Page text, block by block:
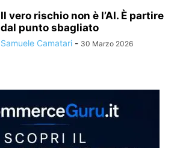
Il vero rischio non è l’AI. È partire
dal punto sbagliato
Samuele Camatari - 30 Marzo 2026